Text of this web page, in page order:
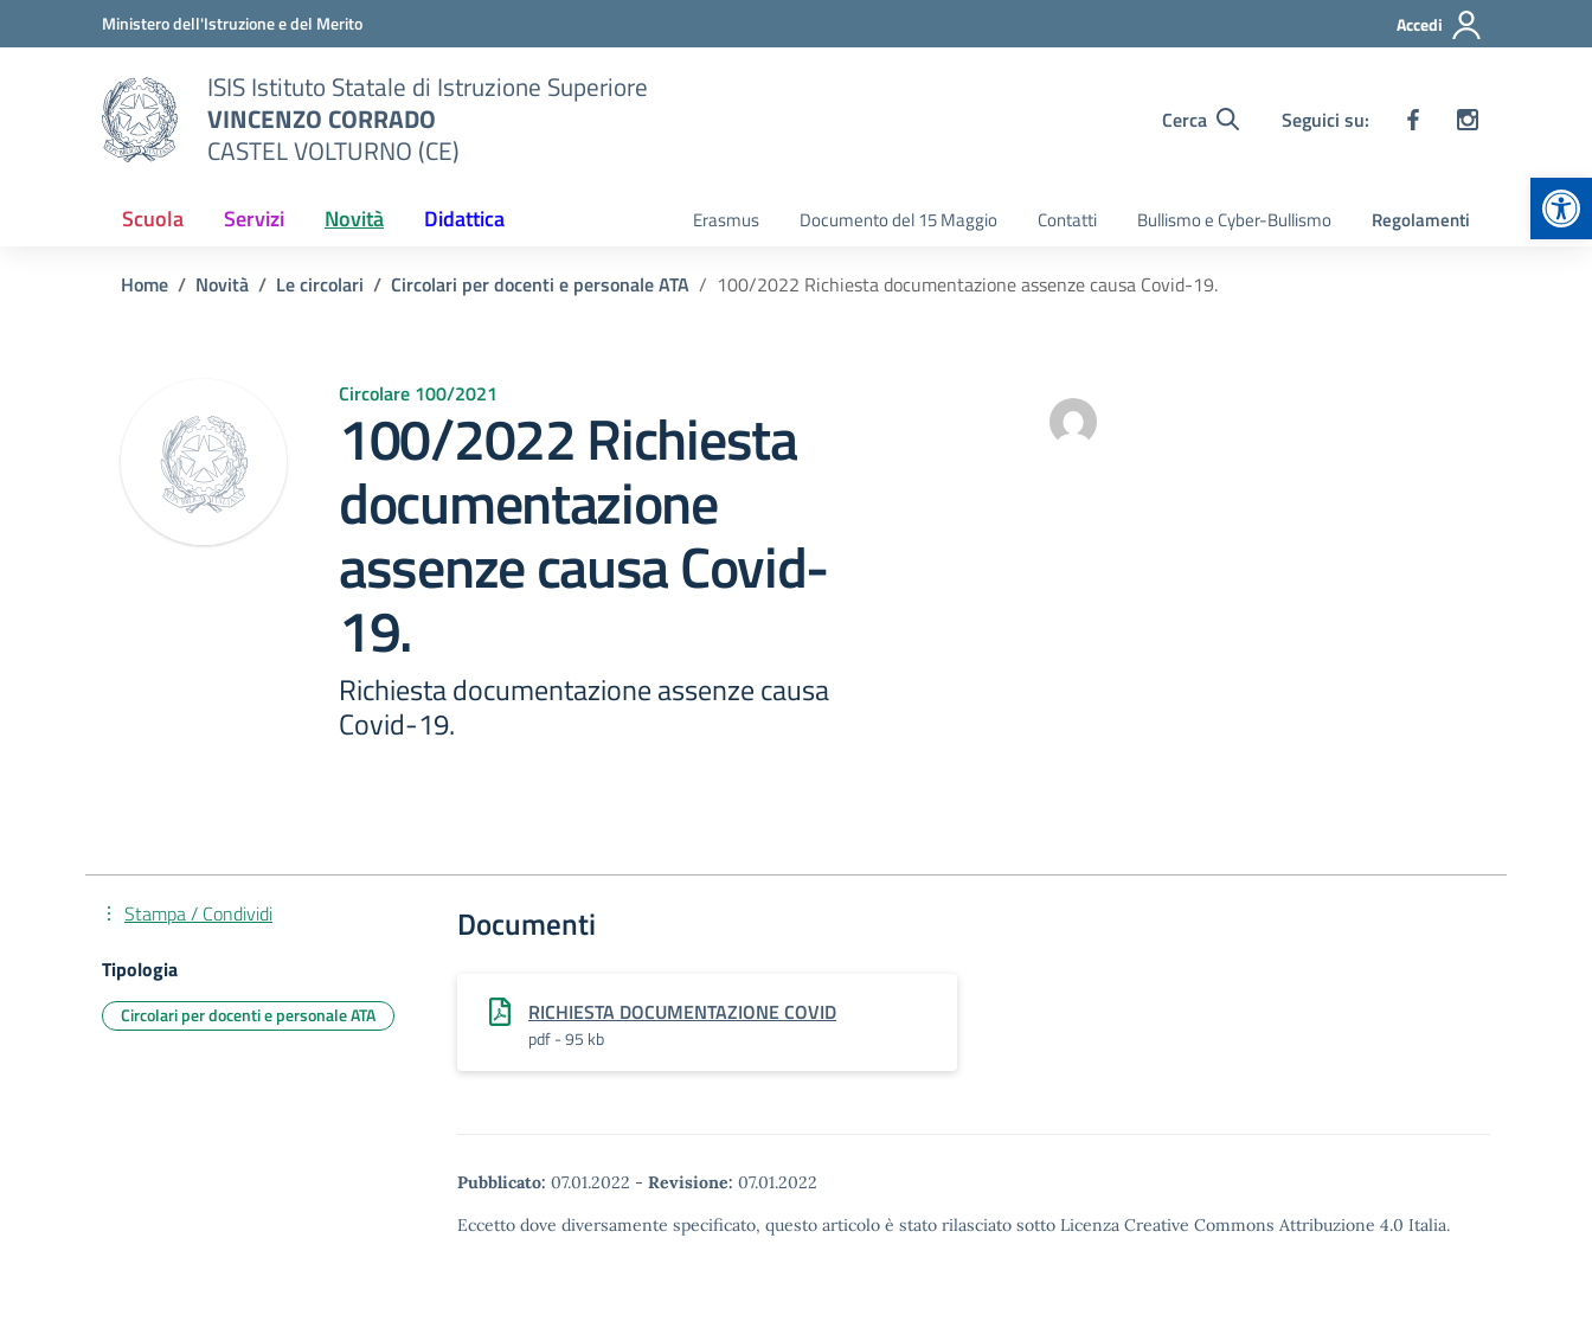
Vai ai contenuti
Vai al menu di navigazioneMinistero dell'Istruzione e del Merito Accedi
ISIS Istituto Statale di Istruzione Superiore
VINCENZO CORRADO
CASTEL VOLTURNO (CE)
Cerca Seguici su:
Scuola Servizi Novità Didattica Erasmus Documento del 15 Maggio Contatti Bullismo e Cyber-Bullismo Regolamenti
Home Novità Le circolari Circolari per docenti e personale ATA 100/2022 Richiesta documentazione assenze causa Covid-19.
Circolare 100/2021
100/2022 Richiesta
documentazione
assenze causa Covid-
19.
Richiesta documentazione assenze causa
Covid-19.
Documenti
RICHIESTA DOCUMENTAZIONE COVID
pdf - 95 kb
Pubblicato: 07.01.2022 - Revisione: 07.01.2022
Eccetto dove diversamente specificato, questo articolo è stato rilasciato sotto Licenza Creative Commons Attribuzione 4.0 Italia.
Stampa / Condividi
Tipologia
Circolari per docenti e personale ATA